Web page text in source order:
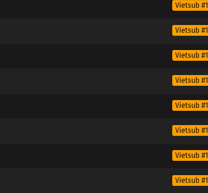
Vietsub #1
Vietsub #1
Vietsub #1
Vietsub #1
Vietsub #1
Vietsub #1
Vietsub #1
Vietsub #1